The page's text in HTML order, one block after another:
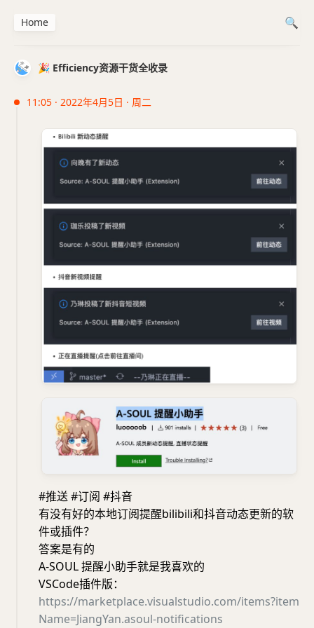
🎉 Efficiency资源干货全收录
11:05 · 2022年4月5日 · 周二
#推送 #订阅 #抖音
有没有好的本地订阅提醒bilibili和抖音动态更新的软
件或插件？
答案是有的
A-SOUL 提醒小助手就是我喜欢的
VSCode插件版：
https://marketplace.visualstudio.com/items?item
Name=JiangYan.asoul-notifications
Home